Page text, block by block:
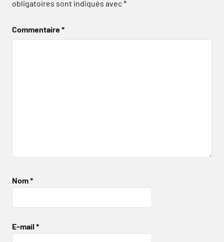
obligatoires sont indiqués avec*
Commentaire*
Nom*
E-mail *